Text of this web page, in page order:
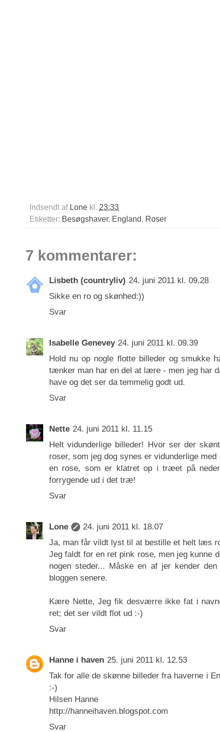
Indsendt af Lone kl. 23:33
Etiketter: Besøgshaver, England, Roser
7 kommentarer:
Lisbeth (countryliv) 24. juni 2011 kl. 09.28
Sikke en ro og skønhed:))
Svar
Isabelle Genevey 24. juni 2011 kl. 09.39
Hold nu op nogle flotte billeder og smukke
tænker man har en del at lære - men jeg har
have og det ser da temmelig godt ud.
Svar
Nette 24. juni 2011 kl. 11.15
Helt vidunderlige billeder! Hvor ser der
roser, som jeg dog synes er vidunderlige
en rose, som er klatret op i træet på
forrygende ud i det træ!
Svar
Lone
24. juni 2011 kl. 18.07
Ja, man får vildt lyst til at bestille et helt læs
Jeg faldt for en ret pink rose, men jeg kunne
nogen steder... Måske en af jer kender
bloggen senere.
Kære Nette, Jeg fik desværre ikke fat i
ret; det ser vildt flot ud :-)
Svar
Hanne i haven 25. juni 2011 kl. 12.53
Tak for alle de skønne billeder fra haverne i
:-)
Hilsen Hanne
http://hanneihaven.blogspot.com
Svar